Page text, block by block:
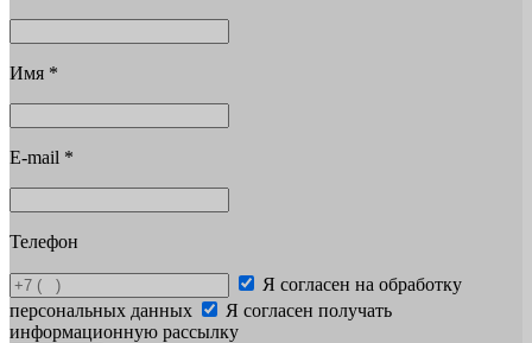
Имя *
E-mail *
Телефон
Я согласен на обработку
персональных данных
Я согласен получать
информационную рассылку